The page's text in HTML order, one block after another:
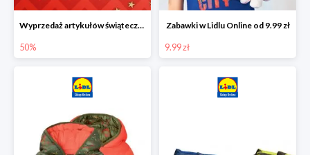
Wyprzedaż artykułów świątecznych w Lidlu Online
50%
Zabawki w Lidlu Online od 9.99 zł
9.99 zł